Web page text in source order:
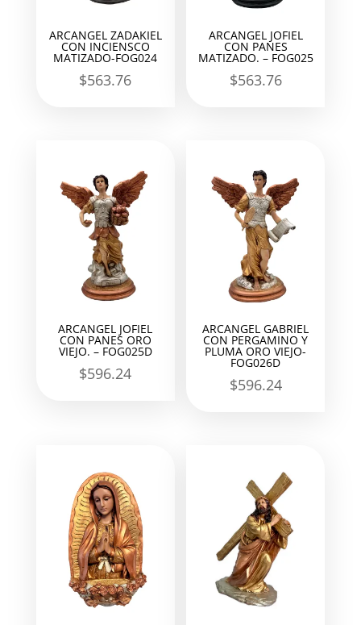
ARCANGEL ZADAKIEL
CON INCIENSCO
MATIZADO-FOG024
$563.76
ARCANGEL JOFIEL
CON PANES
MATIZADO. – FOG025
$563.76
ARCANGEL JOFIEL
CON PANES ORO
VIEJO. – FOG025D
$596.24
ARCANGEL GABRIEL
CON PERGAMINO Y
PLUMA ORO VIEJO-
FOG026D
$596.24